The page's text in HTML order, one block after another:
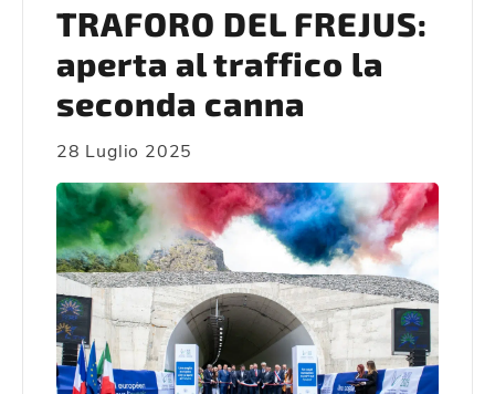
TRAFORO DEL FREJUS:
aperta al traffico la
seconda canna
28 Luglio 2025